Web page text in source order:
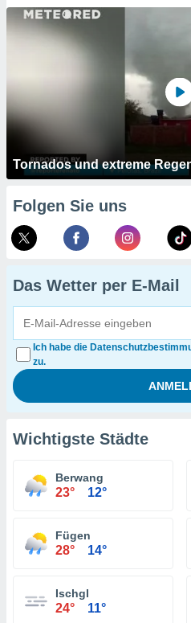
Tornados und extreme
Folgen Sie uns
Das Wetter per E-Mail
Ich habe die
zu.
Wichtigste Städte
Berwang
23° 12°
Fügen
28° 14°
Ischgl
24° 11°